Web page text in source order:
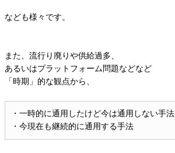
なども様々です。
また、流行り廃りや供給過多、
あるいはプラットフォーム問題などなど
「時期」的な観点から、
・一時的に通用したけど今は通用しない手法
・今現在も継続的に通用する手法